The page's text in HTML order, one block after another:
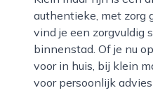
authentieke, met zorg
vind je een zorgvuldig
binnenstad. Of je nu
voor in huis, bij klein
voor persoonlijk